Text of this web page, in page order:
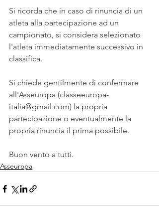
Si ricorda che in caso di rinuncia di un
atleta alla partecipazione ad un
campionato, si considera selezionato
l'atleta immediatamente successivo in
classifica.
Si chiede gentilmente di confermare
all'Asseuropa (classeeuropa-
italia@gmail.com) la propria
partecipazione o eventualmente la
propria rinuncia il prima possibile.
Buon vento a tutti.
Asseuropa